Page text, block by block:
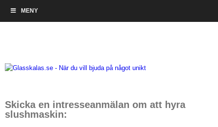
content
Intresseanmälan slushmaskiner
Du är här:: Home
Skicka en intresseanmälan om att hyra
slushmaskin:
MENY